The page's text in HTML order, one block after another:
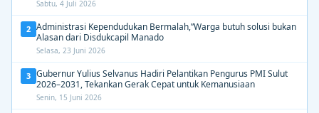
Sabtu, 4 Juli 2026
2 Administrasi Kependudukan Bermalah,”Warga butuh solusi bukan
Alasan dari Disdukcapil Manado
Selasa, 23 Juni 2026
3 Gubernur Yulius Selvanus Hadiri Pelantikan Pengurus PMI Sulut
2026–2031, Tekankan Gerak Cepat untuk Kemanusiaan
Senin, 15 Juni 2026